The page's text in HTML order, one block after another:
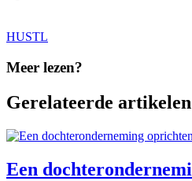
HUSTL
Meer lezen?
Gerelateerde artikelen
Een